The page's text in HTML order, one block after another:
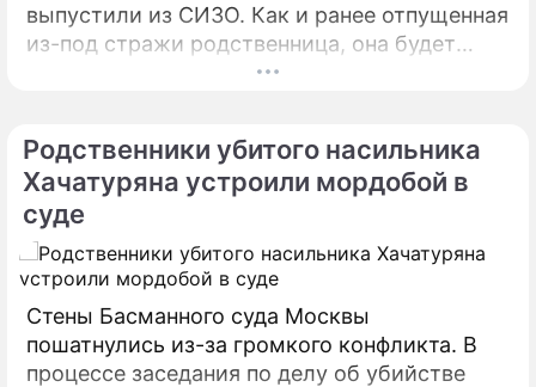
выпустили из СИЗО. Как и ранее отпущенная
из-под стражи родственница, она будет
находиться под мерой пресечения "запрет
отличает ее меру пресечения от домашнего
ареста.
Родственники убитого насильника
Хачатуряна устроили мордобой в
суде
Стены Басманного суда Москвы
пошатнулись из-за громкого конфликта. В
процессе заседания по делу об убийстве